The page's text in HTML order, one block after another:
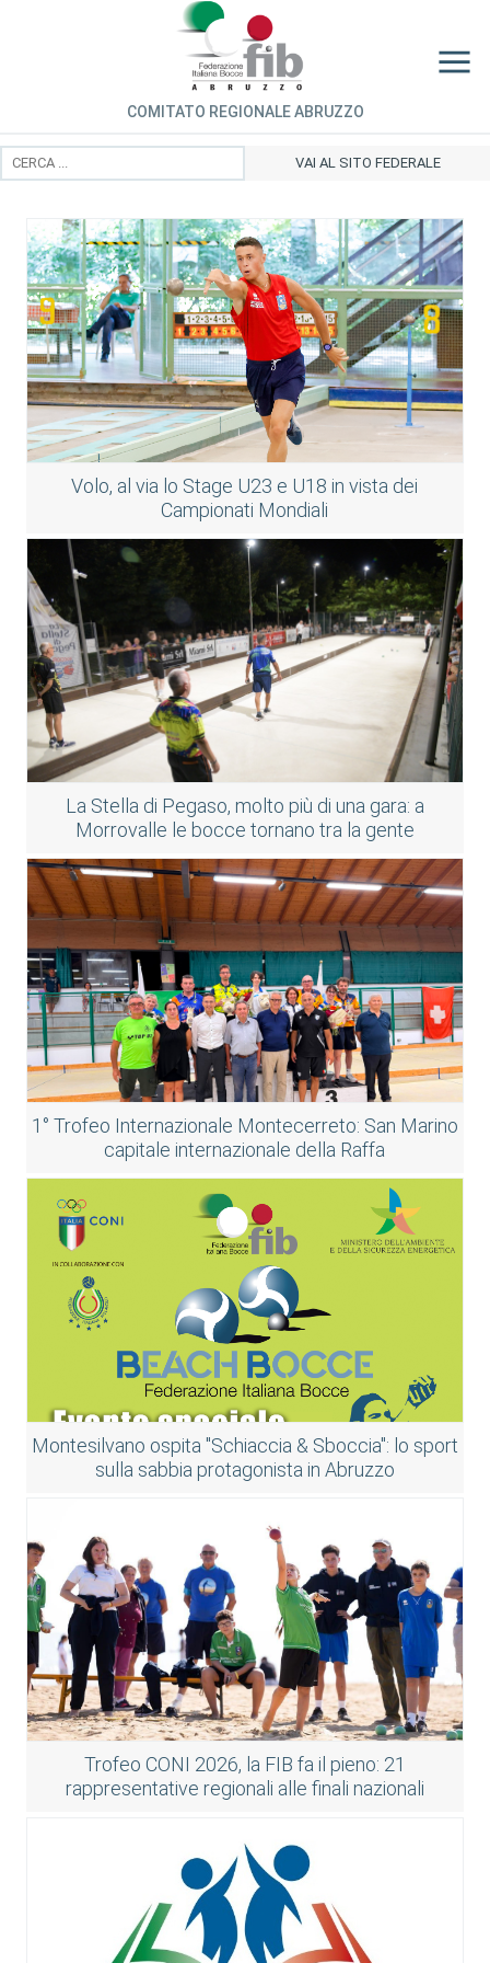
COMITATO REGIONALE ABRUZZO
VAI AL SITO FEDERALE
Volo, al via lo Stage U23 e U18 in vista dei
Campionati Mondiali
La Stella di Pegaso, molto più di una gara: a
Morrovalle le bocce tornano tra la gente
1° Trofeo Internazionale Montecerreto: San Marino
capitale internazionale della Raffa
Montesilvano ospita "Schiaccia & Sboccia": lo sport
sulla sabbia protagonista in Abruzzo
Trofeo CONI 2026, la FIB fa il pieno: 21
rappresentative regionali alle finali nazionali